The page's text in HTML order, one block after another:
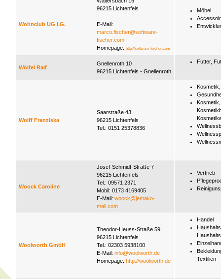
Wohnclub UG i.G.
96215 Lichtenfels
E-Mail:
marco.fischer@software-
fischer.com
Homepage: http://software-fischer.com
Möbel
Wölfel Ralf
Gnellenroth 10
96215 Lichtenfels - Gnellenroth
Futter,
Wolff Franziska
Saarstraße 43
96215 Lichtenfels
Tel.: 0151 25378836
Kosmetik,
Woock Caroline
Josef-Schmidt-Straße 7
96215 Lichtenfels
Tel.: 09571 2371
Mobil: 0173 4169405
E-Mail: woock@jemako-
mail.com
Vertrieb
Woolworth GmbH
Theodor-Heuss-Straße 59
96215 Lichtenfels
Tel.: 02303 5938100
E-Mail: info@woolworth.de
Homepage: http://woolworth.de
Handel
Textilien